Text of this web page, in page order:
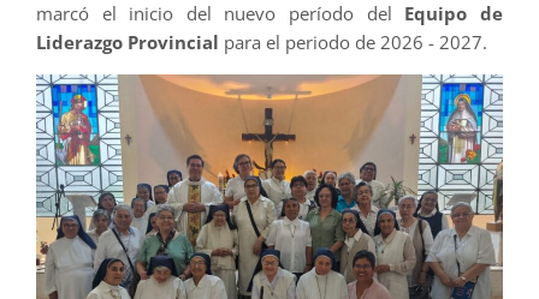
marcó el inicio del nuevo período del Equipo de
Liderazgo Provincial para el periodo de 2026 - 2027.